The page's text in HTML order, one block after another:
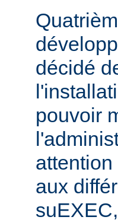
décidé
pouvoir
aux